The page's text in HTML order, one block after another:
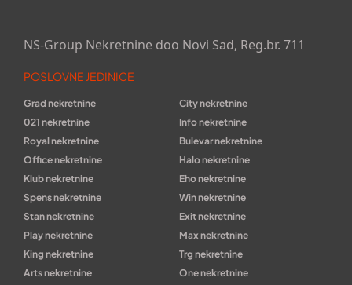
NS-Group Nekretnine doo Novi Sad, Reg.br. 711
POSLOVNE JEDINICE
Grad nekretnine
City nekretnine
021 nekretnine
Info nekretnine
Royal nekretnine
Bulevar nekretnine
Office nekretnine
Halo nekretnine
Klub nekretnine
Eho nekretnine
Spens nekretnine
Win nekretnine
Stan nekretnine
Exit nekretnine
Play nekretnine
Max nekretnine
King nekretnine
Trg nekretnine
Arts nekretnine
One nekretnine